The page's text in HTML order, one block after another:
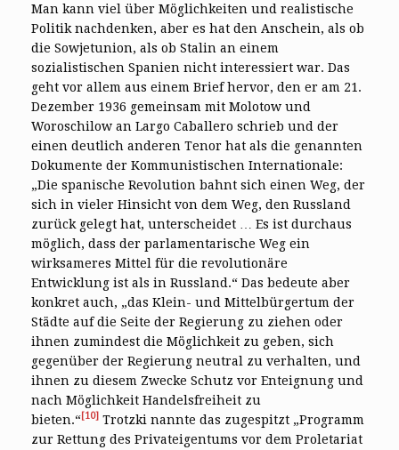
Man kann viel über Möglichkeiten und realistische
Politik nachdenken, aber es hat den Anschein, als ob
die Sowjetunion, als ob Stalin an einem
sozialistischen Spanien nicht interessiert war. Das
geht vor allem aus einem Brief hervor, den er am 21.
Dezember 1936 gemeinsam mit Molotow und
Woroschilow an Largo Caballero schrieb und der
einen deutlich anderen Tenor hat als die genannten
Dokumente der Kommunistischen Internationale:
„Die spanische Revolution bahnt sich einen Weg, der
sich in vieler Hinsicht von dem Weg, den Russland
zurück gelegt hat, unterscheidet … Es ist durchaus
möglich, dass der parlamentarische Weg ein
wirksameres Mittel für die revolutionäre
Entwicklung ist als in Russland.“ Das bedeute aber
konkret auch, „das Klein- und Mittelbürgertum der
Städte auf die Seite der Regierung zu ziehen oder
ihnen zumindest die Möglichkeit zu geben, sich
gegenüber der Regierung neutral zu verhalten, und
ihnen zu diesem Zwecke Schutz vor Enteignung und
nach Möglichkeit Handelsfreiheit zu
bieten.“[10] Trotzki nannte das zugespitzt „Programm
zur Rettung des Privateigentums vor dem Proletariat